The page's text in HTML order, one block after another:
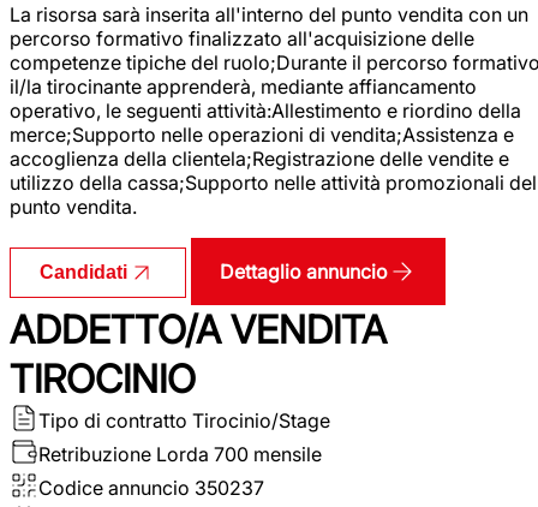
La risorsa sarà inserita all'interno del punto vendita con un
percorso formativo finalizzato all'acquisizione delle
competenze tipiche del ruolo;Durante il percorso
il/la tirocinante apprenderà, mediante affiancamento
operativo, le seguenti attività:Allestimento e riordino della
merce;Supporto nelle operazioni di vendita;Assistenza e
accoglienza della clientela;Registrazione delle vendite e
utilizzo della cassa;Supporto nelle attività promozionali del
punto vendita.
Candidati Dettaglio annuncio
ADDETTO/A VENDITA
TIROCINIO
Tipo di contratto Tirocinio/Stage
Retribuzione Lorda 700 mensile
Codice annuncio 350237